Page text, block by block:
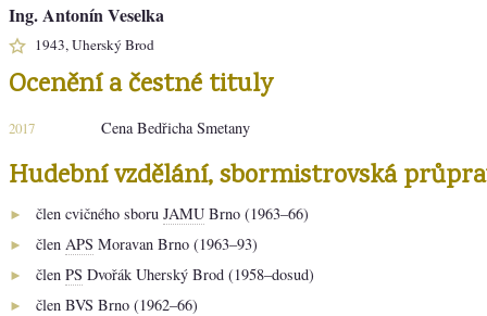
Ing. Antonín Veselka
1943, Uherský Brod
Ocenění a čestné tituly
2017 Cena Bedřicha Smetany
Hudební vzdělání, sbormistrovská
► člen cvičného sboru JAMU Brno (1963–66)
► člen APS Moravan Brno (1963–93)
► člen PS Dvořák Uherský Brod (1958–dosud)
► člen BVS Brno (1962–66)